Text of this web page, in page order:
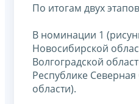
По итогам двух
В номинации 1
Новосибирской
Волгоградской
Республике
области).